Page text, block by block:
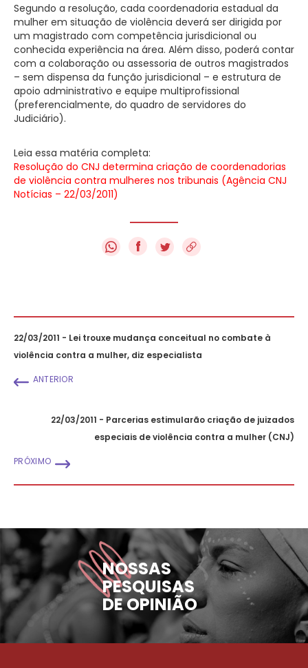
Segundo a resolução, cada coordenadoria estadual da
mulher em situação de violência deverá ser dirigida por
um magistrado com competência jurisdicional ou
conhecida experiência na área. Além disso, poderá contar
com a colaboração ou assessoria de outros magistrados
– sem dispensa da função jurisdicional – e estrutura de
apoio administrativo e equipe multiprofissional
(preferencialmente, do quadro de servidores do
Judiciário).
Leia essa matéria completa:
Resolução do CNJ determina criação de coordenadorias
de violência contra mulheres nos tribunais (Agência CNJ
Notícias – 22/03/2011)
f
22/03/2011 - Lei trouxe mudança conceitual no combate à
violência contra a mulher, diz especialista
ANTERIOR
22/03/2011 - Parcerias estimularão criação de juizados
especiais de violência contra a mulher (CNJ)
PRÓXIMO
NOSSAS
PESQUISAS
DE OPINIÃO